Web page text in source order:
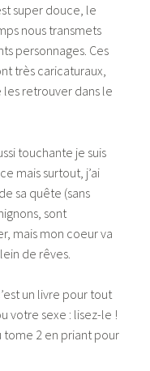
super douce, le
nous transmets
personnages. Ces
très caricaturaux,
les retrouver dans le
touchante je suis
mais surtout, j’ai
sa quête (sans
sont
mais mon coeur va
de rêves.
un livre pour tout
votre sexe : lisez-le !
tome 2 en priant pour